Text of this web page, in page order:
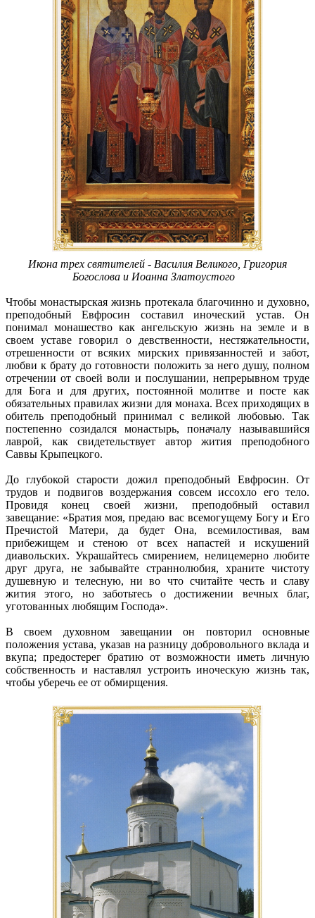
Икона трех святителей - Василия Великого, Григория
Богослова и Иоанна Златоустого
Чтобы монастырская жизнь протекала благочинно и духовно,
преподобный Евфросин составил иноческий устав. Он
понимал монашество как ангельскую жизнь на земле и в
своем уставе говорил о девственности, нестяжательности,
отрешенности от всяких мирских привязанностей и забот,
любви к брату до готовности положить за него душу, полном
отречении от своей воли и послушании, непрерывном труде
для Бога и для других, постоянной молитве и посте как
обязательных правилах жизни для монаха. Всех приходящих в
обитель преподобный принимал с великой любовью. Так
постепенно созидался монастырь, поначалу называвшийся
лаврой, как свидетельствует автор жития преподобного
Саввы Крыпецкого.
До глубокой старости дожил преподобный Евфросин. От
трудов и подвигов воздержания совсем иссохло его тело.
Провидя конец своей жизни, преподобный оставил
завещание: «Братия моя, предаю вас всемогущему Богу и Его
Пречистой Матери, да будет Она, всемилостивая, вам
прибежищем и стеною от всех напастей и искушений
диавольских. Украшайтесь смирением, нелицемерно любите
друг друга, не забывайте страннолюбия, храните чистоту
душевную и телесную, ни во что считайте честь и славу
жития этого, но заботьтесь о достижении вечных благ,
уготованных любящим Господа».
В своем духовном завещании он повторил основные
положения устава, указав на разницу добровольного вклада и
вкупа; предостерег братию от возможности иметь личную
собственность и наставлял устроить иноческую жизнь так,
чтобы уберечь ее от обмирщения.